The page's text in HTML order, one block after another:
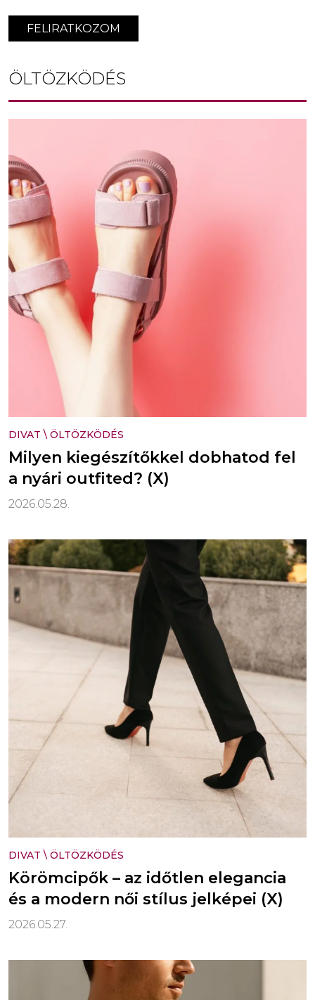
FELIRATKOZOM
ÖLTÖZKÖDÉS
DIVAT \ ÖLTÖZKÖDÉS
Milyen kiegészítőkkel dobhatod fel
a nyári outfited? (X)
2026.05.28.
DIVAT \ ÖLTÖZKÖDÉS
Körömcipők – az időtlen elegancia
és a modern női stílus jelképei (X)
2026.05.27.